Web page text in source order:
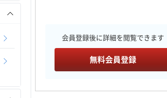
会員登録後に詳細を閲覧できます
無料会員登録